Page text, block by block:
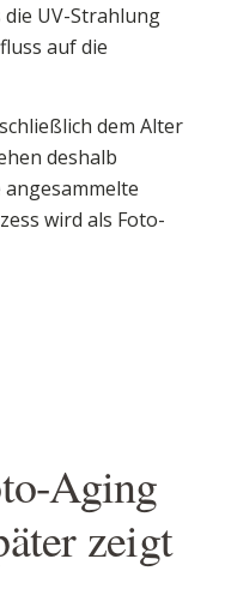
die UV-Strahlung
auf die
dem Alter
deshalb
wird als Foto-
Aging
zeigt